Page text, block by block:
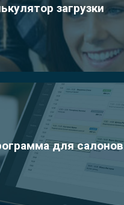
загрузки
для салонов